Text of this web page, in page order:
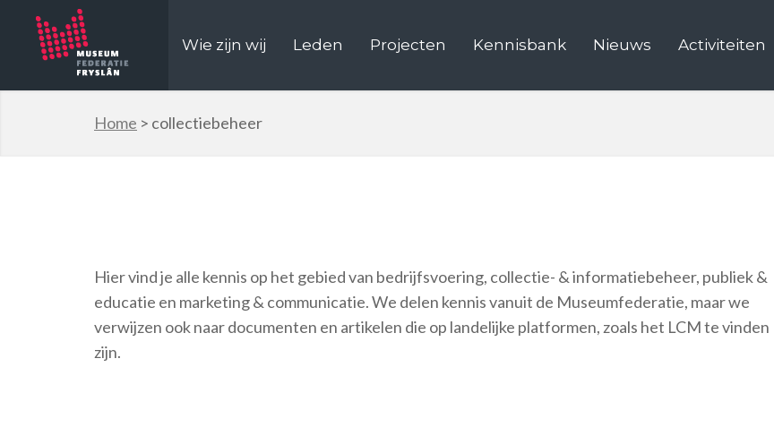
Wie zijn wij Leden Projecten Kennisbank Nieuws Activiteiten
Home > collectiebeheer
Hier vind je alle kennis op het gebied van bedrijfsvoering, collectie- & informatiebeheer, publiek &
educatie en marketing & communicatie. We delen kennis vanuit de Museumfederatie, maar we
verwijzen ook naar documenten en artikelen die op landelijke platformen, zoals het LCM te vinden
zijn.